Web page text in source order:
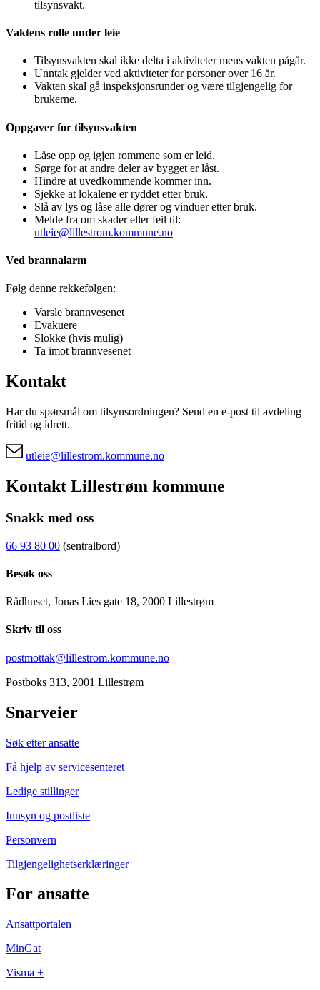
tilsynsvakt.
Vaktens rolle under leie
Tilsynsvakten skal ikke delta i aktiviteter mens vakten pågår.
Unntak gjelder ved aktiviteter for personer over 16 år.
Vakten skal gå inspeksjonsrunder og være tilgjengelig for
brukerne.
Oppgaver for tilsynsvakten
Låse opp og igjen rommene som er leid.
Sørge for at andre deler av bygget er låst.
Hindre at uvedkommende kommer inn.
Sjekke at lokalene er ryddet etter bruk.
Slå av lys og låse alle dører og vinduer etter bruk.
Melde fra om skader eller feil til:
utleie@lillestrom.kommune.no
Ved brannalarm
Følg denne rekkefølgen:
Varsle brannvesenet
Evakuere
Slokke (hvis mulig)
Ta imot brannvesenet
Kontakt
Har du spørsmål om tilsynsordningen? Send en e-post til avdeling
fritid og idrett.
utleie@lillestrom.kommune.no
Kontakt Lillestrøm kommune
Snakk med oss
66 93 80 00 (sentralbord)
Besøk oss
Rådhuset, Jonas Lies gate 18, 2000 Lillestrøm
Skriv til oss
postmottak@lillestrom.kommune.no
Postboks 313, 2001 Lillestrøm
Snarveier
Søk etter ansatte
Få hjelp av servicesenteret
Ledige stillinger
Innsyn og postliste
Personvern
Tilgjengelighetserklæringer
For ansatte
Ansattportalen
MinGat
Visma +